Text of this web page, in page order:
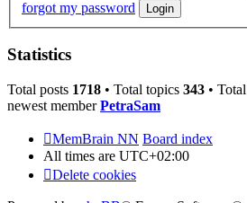
forgot my password
Statistics
Total posts 1718 • Total topics 343 •
newest memberPetraSam
MemBrain NN Board index
All times are UTC+02:00
Delete cookies